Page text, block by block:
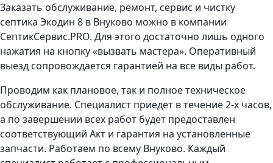
Заказать обслуживание, ремонт, сервис и чистку
септика Экодин 8 в Внуково можно в компании
СептикСервис.PRO. Для этого достаточно лишь одного
нажатия на кнопку «вызвать мастера». Оперативный
выезд сопровождается гарантией на все виды работ.
Проводим как плановое, так и полное техническое
обслуживание. Специалист приедет в течение 2-х часов,
а по завершении всех работ будет предоставлен
соответствующий Акт и гарантия на установленные
запчасти. Работаем по всему Внуково. Каждый